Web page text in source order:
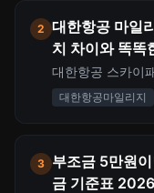
2 대한항공 마일
치 차이와 똑똑
대한항공 스카이
핵심 분석. 노선
적립 전략, 아시
대한항공마일리지
3 부조금 5만원
금 기준표 2026